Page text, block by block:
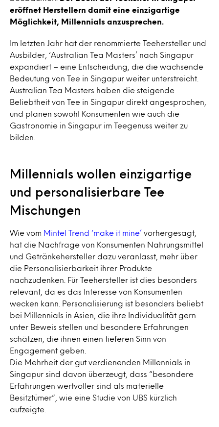
eröffnet Herstellern damit eine einzigartige
Möglichkeit, Millennials anzusprechen.
Im letzten Jahr hat der renommierte Teehersteller und
Ausbilder, ‘Australian Tea Masters’ nach Singapur
expandiert – eine Entscheidung, die die wachsende
Bedeutung von Tee in Singapur weiter unterstreicht.
Australian Tea Masters haben die steigende
Beliebtheit von Tee in Singapur direkt angesprochen,
und planen sowohl Konsumenten wie auch die
Gastronomie in Singapur im Teegenuss weiter zu
bilden.
Millennials wollen einzigartige
und personalisierbare Tee
Mischungen
Wie vom Mintel Trend ‘make it mine’ vorhergesagt,
hat die Nachfrage von Konsumenten Nahrungsmittel
und Getränkehersteller dazu veranlasst, mehr über
die Personalisierbarkeit ihrer Produkte
nachzudenken. Für Teehersteller ist dies besonders
relevant, da es das Interesse von Konsumenten
wecken kann. Personalisierung ist besonders beliebt
bei Millennials in Asien, die ihre Individualität gern
unter Beweis stellen und besondere Erfahrungen
schätzen, die ihnen einen tieferen Sinn von
Engagement geben.
Die Mehrheit der gut verdienenden Millennials in
Singapur sind davon überzeugt, dass “besondere
Erfahrungen wertvoller sind als materielle
Besitztümer”, wie eine Studie von UBS kürzlich
aufzeigte.